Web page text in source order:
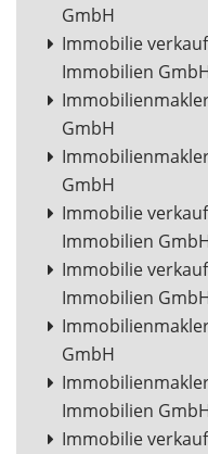
GmbH
Immobilie
Immobilien
GmbH
GmbH
Immobilie
Immobilien
Immobilie
Immobilien
GmbH
Immobilien
Immobilie